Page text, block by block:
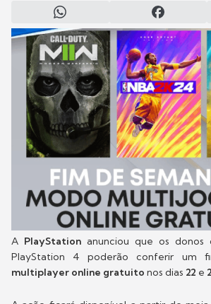
A PlayStation anunciou que os
PlayStation 4 poderão conferir um
multiplayer online gratuito nos dias 22 e